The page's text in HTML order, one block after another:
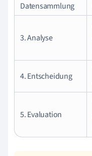
Datensammlung
3. Analyse
4. Entscheidung
5. Evaluation